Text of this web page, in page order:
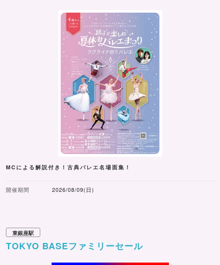
MCによる解説付き！古典バレエ名場面集！
開催期間 2026/08/09(日)
東銀座駅
TOKYO BASEファミリーセール